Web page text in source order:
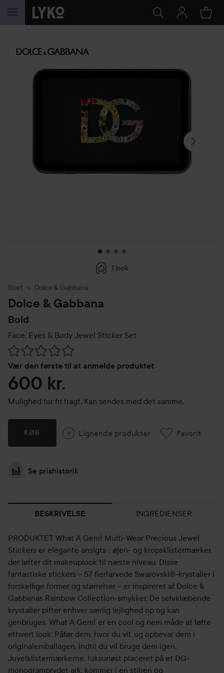
GÅ TIL INDHOLD
SPRING OVER SEKTIONEN
1 look
Start Dolce & Gabbana
Dolce & Gabbana
Bold
Face, Eyes & Body Jewel Sticker Set
Vær den første til at anmelde produktet
Gå til Anmeldelser & kommentarer
600 kr.
Mulighed for fri fragt. Kan sendes med det samme.
KØB Lignende produkter Favorit
Se prishistorik
BESKRIVELSE INGREDIENSER
PRODUKTET What A Gem! Multi-Wear Precious Jewel
Stickers er elegante ansigts-, øjen- og kropsklistermærker,
der løfter dit makeuplook til næste niveau. Disse
fantastiske stickers – 57 flerfarvede Swarovski®-krystaller i
forskellige former og størrelser – er inspireret af Dolce &
Gabbanas Rainbow Collection-smykker. De selvklæbende
krystaller pifter enhver særlig lejlighed op og kan
genbruges. What A Gem! er en cool og nem måde at løfte
ethvert look. Påfør dem, hvor du vil, og opbevar dem i
originalemballagen, indtil du vil bruge dem igen.
Juvelklistermærkerne, luksuriøst placeret på et DG-
monogramprydet ark, kommer i en stilren og